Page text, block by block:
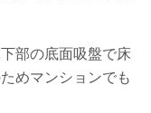
部の底面吸盤で床
めマンションでも